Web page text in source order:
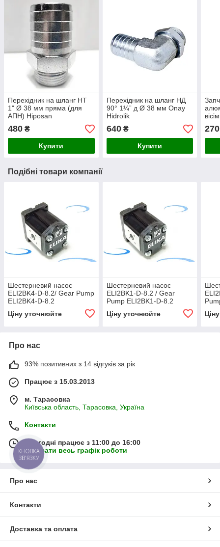
Перехідник на шланг НТ
1" Ø 38 мм пряма (для
АПН) Hiposan
480 ₴
Купити
Перехідник на шланг НД
90° 1¼” д Ø 38 мм Onay
Hidrolik
640₴
Купити
270
Подібні товари компанії
Шестерневий насос
ELI2BK4-D-8.2/ Gear Pump
ELI2BK4-D-8.2
Ціну уточнюйте
Шестерневий насос
ELI2BK1-D-8.2 / Gear
Pump ELI2BK1-D-8.2
Ціну уточнюйте
Про нас
93% позитивних з 14 відгуків за рік
Працює з 15.03.2013
м. Тарасовка
Київська область, Тарасовка, Україна
Контакти
Сьогодні працює з 11:00 до 16:00
Показати весь графік роботи
Про нас
Контакти
Доставка та оплата
КНОПКА
ЗВ'ЯЗКУ